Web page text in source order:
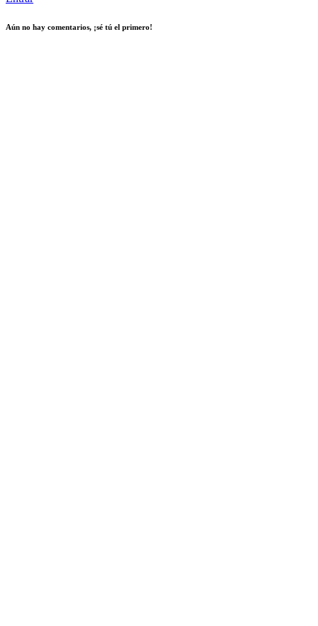
Aún no hay comentarios, ¡sé tú el primero!